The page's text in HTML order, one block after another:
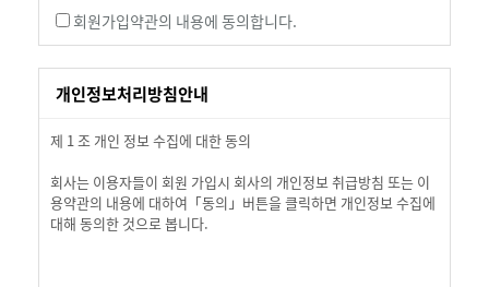
회원가입약관의 내용에 동의합니다.
개인정보처리방침안내